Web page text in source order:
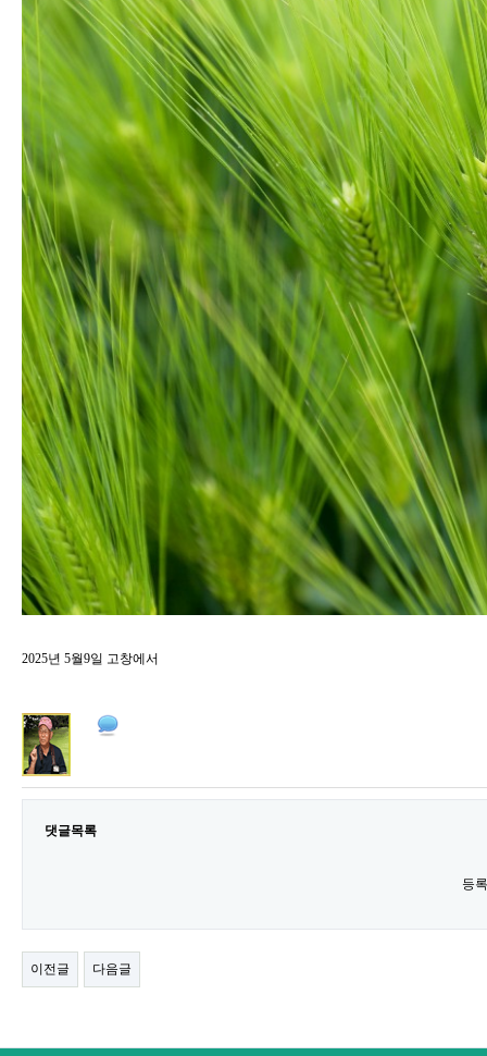
2025년 5월9일 고창에서
댓글목록
등
이전글 다음글